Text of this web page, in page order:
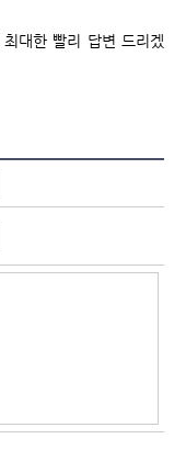
대한 빨리 답변 드리겠